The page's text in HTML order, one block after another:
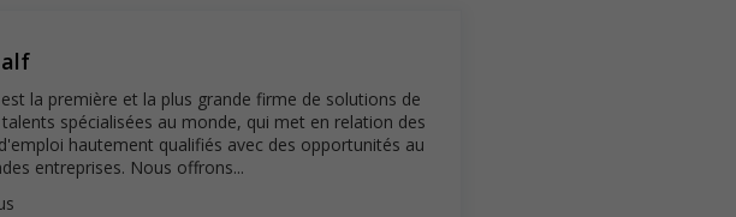
la première et la plus grande firme de solutions de
spécialisées au monde, qui met en relation des
hautement qualifiés avec des opportunités au
entreprises. Nous offrons...